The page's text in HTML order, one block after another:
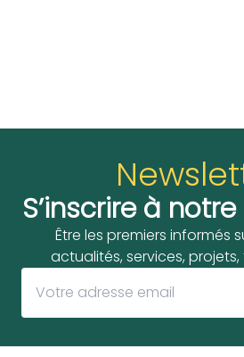
S’inscrire à
Être les premiers informés
actualités, services,